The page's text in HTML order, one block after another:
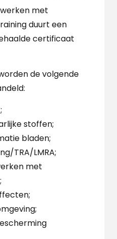
met
duurt een
certificaat
de volgende
stoffen;
bladen;
TRA/LMRA;
met